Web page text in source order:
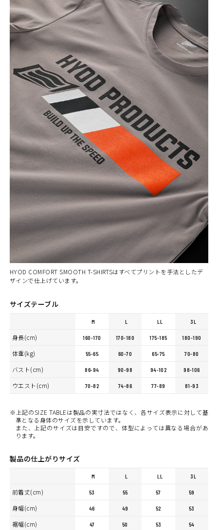
HYOD COMFORT SMOOTH T-SHIRTSはすべてプリントを手法としたデ
ザインで仕上げています。
サイズテーブル
M L LL 3L
身長(cm) 160-170 170-180 175-185 180-190
体重(kg) 55-65 60-70 65-75 70-80
バスト(cm) 86-94 90-98 94-102 98-106
ウエスト(cm) 70-82 74-86 77-89 81-93
※上記のSIZE TABLEは製品の実寸法ではなく、各サイズ表示に対して基
準となる身体のサイズを示しています。
また、上記のサイズは目安ですので、体型によっては異なる場合があ
ります。
製品の仕上がりサイズ
M L LL 3L
前着丈(cm) 53 55 57 59
身幅(cm) 46 49 52 53
裾幅(cm) 47 50 53 54
BLACK
¥6,380 (税込)
カートに入れる
BLACK
¥6,380 (税込)
カートに入れる
BLACK
LL
¥6,380(税込)
カートに入れる
¥6,380(税込)
カートに入れる
GREY
M
¥6,380(税込)
カートに入れる
NAVY
L
¥6,380(税込)
カートに入れる